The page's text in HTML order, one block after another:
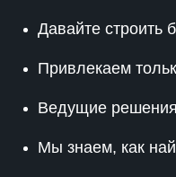
Давайте строить
Привлекаем
Ведущие
Мы знаем, как